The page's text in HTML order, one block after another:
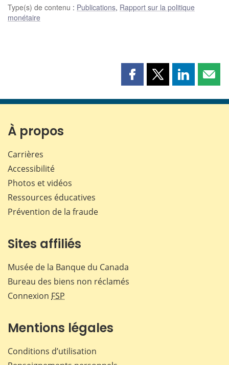
Type(s) de contenu : Publications, Rapport sur la politique
monétaire
Partager
page
Partager
page
Partager
page page
À propos
Carrières
Accessibilité
Photos et vidéos
Ressources éducatives
Prévention de la fraude
Sites affiliés
Musée de la Banque du Canada
Bureau des biens non réclamés
Connexion FSP
Mentions légales
Conditions d’utilisation